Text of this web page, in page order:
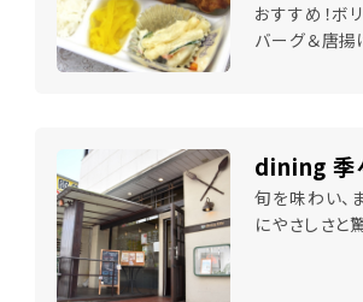
おすすめ！ボ
バーグ＆唐揚
dining 季
旬を味わい、
にやさしさと